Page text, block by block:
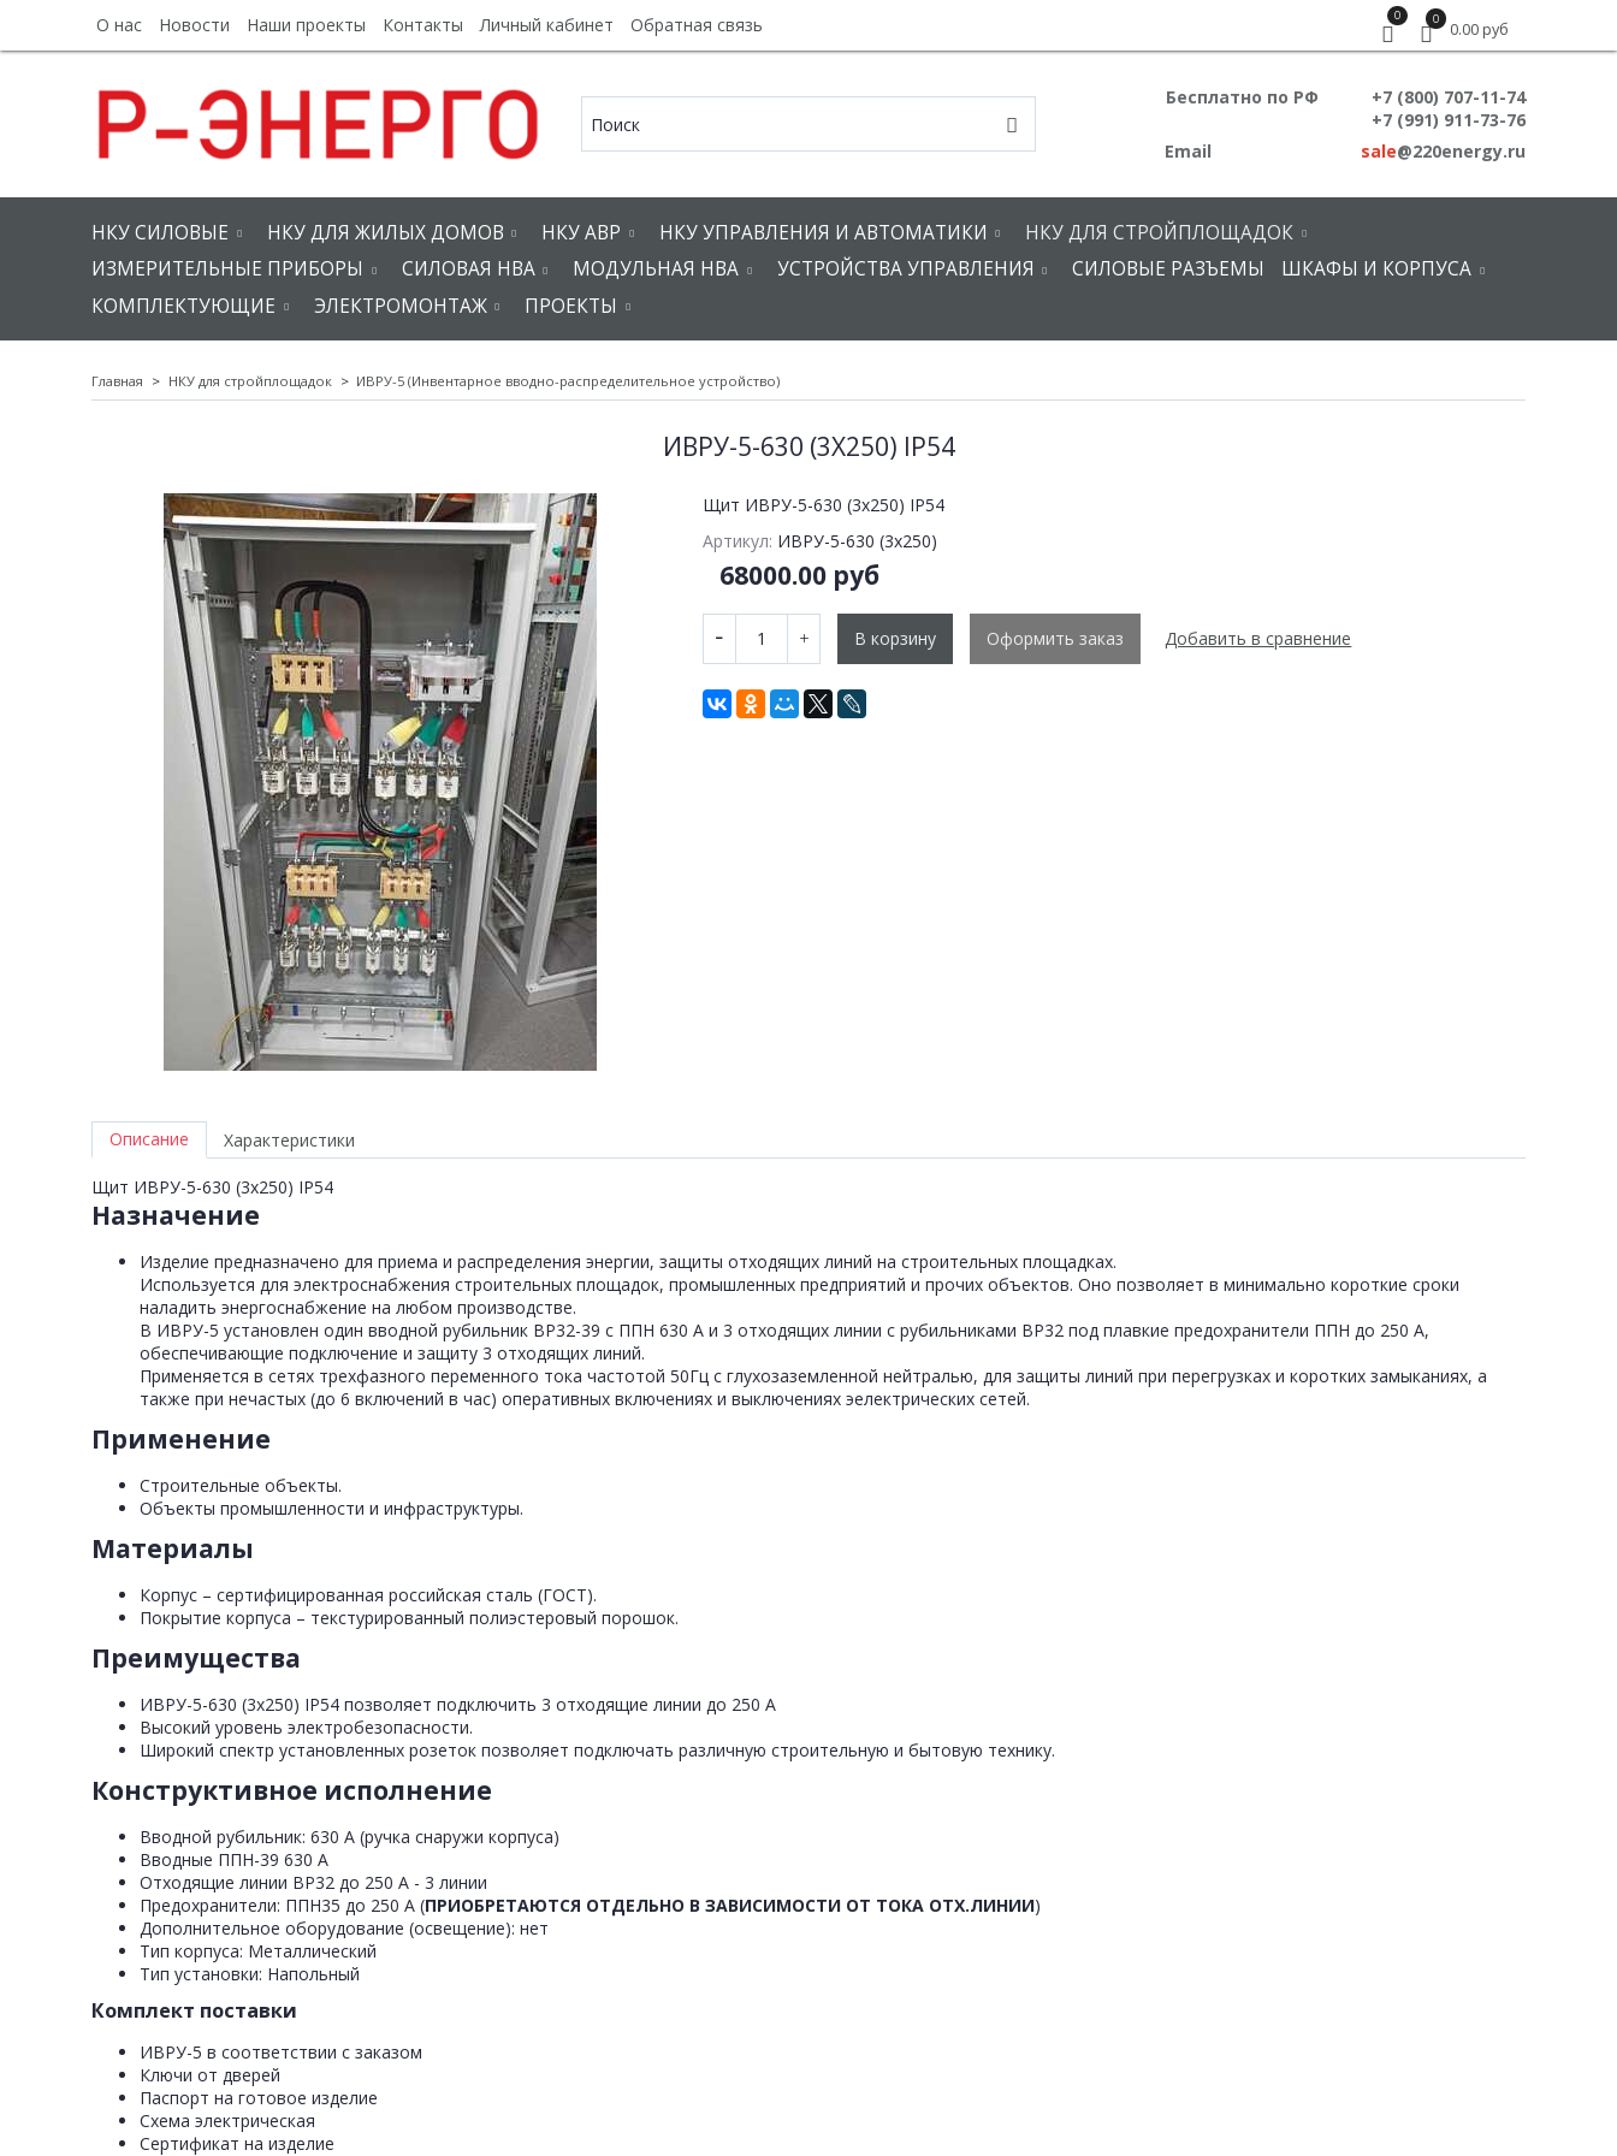
О нас Новости Наши проекты Контакты Личный кабинет Обратная связь 0 0
0.00 руб
Бесплатно по РФ
+7 (800) 707-11-74
+7 (991) 911-73-76
Email
sale@220energy.ru
НКУ СИЛОВЫЕ НКУ ДЛЯ ЖИЛЫХ ДОМОВ НКУ АВР НКУ УПРАВЛЕНИЯ И АВТОМАТИКИ
НКУ ДЛЯ СТРОЙПЛОЩАДОК
ИЗМЕРИТЕЛЬНЫЕ ПРИБОРЫ
СИЛОВАЯ НВА МОДУЛЬНАЯ НВА УСТРОЙСТВА УПРАВЛЕНИЯ СИЛОВЫЕ РАЗЪЕМЫ
ШКАФЫ И КОРПУСА
КОМПЛЕКТУЮЩИЕ
ЭЛЕКТРОМОНТАЖ ПРОЕКТЫ
Главная НКУ для стройплощадок ИВРУ-5 (Инвентарное вводно-распределительное устройство)
ИВРУ-5-630 (3Х250) IP54
Щит ИВРУ-5-630 (3х250) IP54
Артикул: ИВРУ-5-630 (3х250)
68000.00 руб
В корзину Оформить заказ Добавить в сравнение
Описание
Щит ИВРУ-5-630 (3х250) IP54
Назначение
Изделие предназначено для приема и распределения энергии, защиты отходящих линий на строительных площадках.
Используется для электроснабжения строительных площадок, промышленных предприятий и прочих объектов. Оно позволяет в минимально короткие сроки
наладить энергоснабжение на любом производстве.
В ИВРУ-5 установлен один вводной рубильник ВР32-39 с ППН 630 А и 3 отходящих линии с рубильниками ВР32 под плавкие предохранители ППН до 250 А,
обеспечивающие подключение и защиту 3 отходящих линий.
Применяется в сетях трехфазного переменного тока частотой 50Гц с глухозаземленной нейтралью, для защиты линий при перегрузках и коротких замыканиях, а
также при нечастых (до 6 включений в час) оперативных включениях и выключениях эелектрических сетей.
Применение
Строительные объекты.
Объекты промышленности и инфраструктуры.
Материалы
Корпус – сертифицированная российская сталь (ГОСТ).
Покрытие корпуса – текстурированный полиэстеровый порошок.
Преимущества
ИВРУ-5-630 (3х250) IP54 позволяет подключить 3 отходящие линии до 250 А
Высокий уровень электробезопасности.
Широкий спектр установленных розеток позволяет подключать различную строительную и бытовую технику.
Конструктивное исполнение
Вводной рубильник: 630 А (ручка снаружи корпуса)
Вводные ППН-39 630 А
Отходящие линии ВР32 до 250 А - 3 линии
Предохранители: ППН35 до 250 А (ПРИОБРЕТАЮТСЯ ОТДЕЛЬНО В ЗАВИСИМОСТИ ОТ ТОКА ОТХ.ЛИНИИ)
Дополнительное оборудование (освещение): нет
Тип корпуса: Металлический
Тип установки: Напольный
Комплект поставки
ИВРУ-5 в соответствии с заказом
Ключи от дверей
Паспорт на готовое изделие
Схема электрическая
Сертификат на изделие
Характеристики